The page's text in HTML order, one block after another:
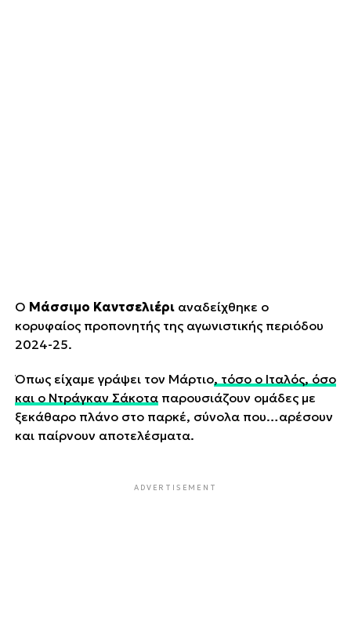
Ο Μάσσιμο Καντσελιέριαναδείχθηκε ο
κορυφαίος προπονητής της αγωνιστικής περιόδου
2024-25.
Όπως είχαμε γράψει τον Μάρτιο, τόσο ο Ιταλός, όσο
και ο Ντράγκαν Σάκοταπαρουσιάζουν ομάδες με
ξεκάθαρο πλάνο στο παρκέ, σύνολα που…αρέσουν
και παίρνουν αποτελέσματα.
ADVERTISEMENT